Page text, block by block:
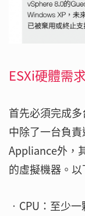
ESXi硬體需求
首先必須完成
中除了一台負
Appliance外，
的虛擬機器。以
‧CPU：至少